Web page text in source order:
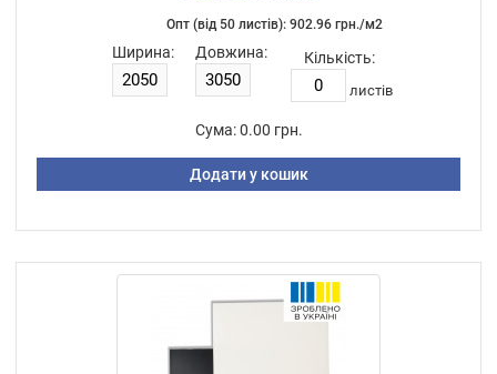
Опт (від 50 листiв): 902.96 грн./м2
Ширина: Довжина: Кількість:
листiв
Сума: 0.00 грн.
Додати у кошик